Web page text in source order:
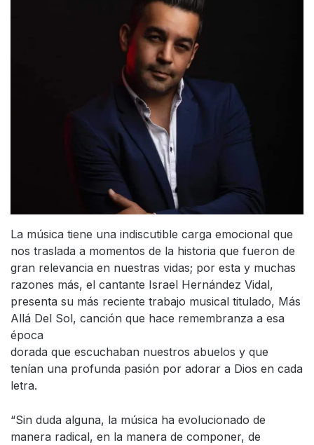
La música tiene una indiscutible carga emocional que
nos traslada a momentos de la historia que fueron de
gran relevancia en nuestras vidas; por esta y muchas
razones más, el cantante Israel Hernández Vidal,
presenta su más reciente trabajo musical titulado, Más
Allá Del Sol, canción que hace remembranza a esa
época
dorada que escuchaban nuestros abuelos y que
tenían una profunda pasión por adorar a Dios en cada
letra.
“Sin duda alguna, la música ha evolucionado de
manera radical, en la manera de componer, de